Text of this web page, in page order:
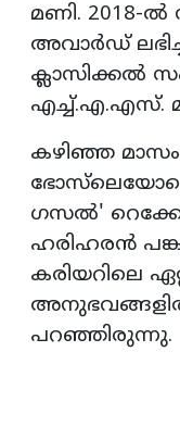
മണി. 2018-ൽ
അവാർഡ്
ക്ലാസിക്കൽ
എച്ച്.എ.എസ്.
കഴിഞ്ഞ
ഗസൽ'
ഹരിഹരൻ
കരിയറിലെ
പറഞ്ഞിരുന്നു.